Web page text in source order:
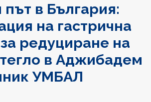
в България:
на гастрична
редуциране на
в Аджибадем
УМБАЛ